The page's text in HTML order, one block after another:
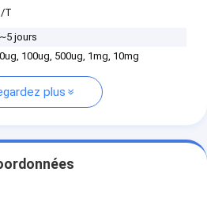
T
jours
100ug, 500ug, 1mg, 10mg
plus